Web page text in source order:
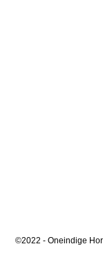
©2022 - Oneindige